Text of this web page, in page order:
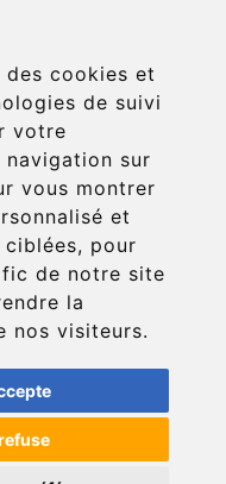
cookies et
de suivi
votre
navigation sur
vous montrer
et
pour
de notre site
la
nos visiteurs.
STRIPE